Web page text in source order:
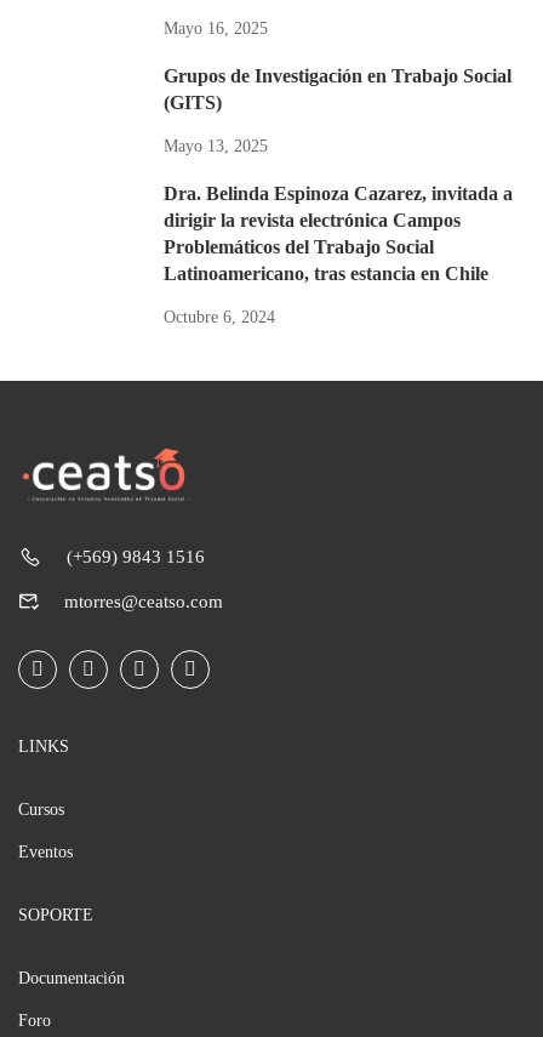
Mayo 16, 2025
Grupos de Investigación en Trabajo Social
(GITS)
Mayo 13, 2025
Dra. Belinda Espinoza Cazarez, invitada a
dirigir la revista electrónica Campos
Problemáticos del Trabajo Social
Latinoamericano, tras estancia en Chile
Octubre 6, 2024
(+569) 9843 1516
mtorres@ceatso.com
LINKS
Cursos
Eventos
SOPORTE
Documentación
Foro